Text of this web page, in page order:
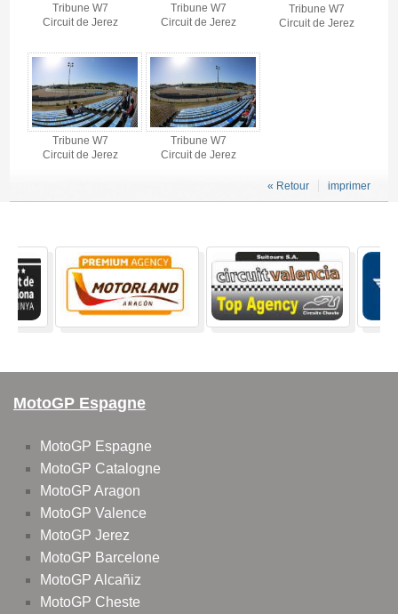
Tribune W7
Circuit de Jerez
Tribune W7
Circuit de Jerez
Tribune W7
Circuit de Jerez
Tribune W7
Circuit de Jerez
Tribune W7
Circuit de Jerez
imprimer
« Retour
MotoGP Espagne
MotoGP Espagne
MotoGP Catalogne
MotoGP Aragon
MotoGP Valence
MotoGP Jerez
MotoGP Barcelone
MotoGP Alcañiz
MotoGP Cheste